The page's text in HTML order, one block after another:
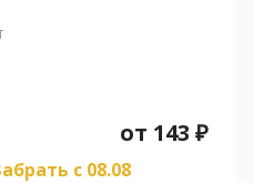
от 143 ₽
c 08.08